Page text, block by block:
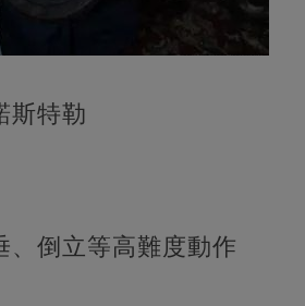
斯特勒
、倒立等高難度動作